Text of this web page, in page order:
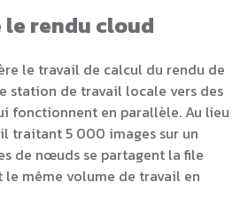
rendu cloud
le travail de calcul du rendu de
station de travail locale vers des
fonctionnent en parallèle. Au lieu
traitant 5 000 images sur un
de nœuds se partagent la file
même volume de travail en